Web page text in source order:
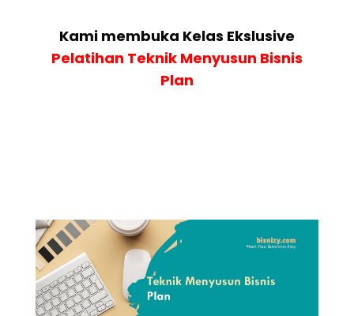
Kami membuka Kelas Ekslusive
Pelatihan Teknik Menyusun Bisnis
Plan